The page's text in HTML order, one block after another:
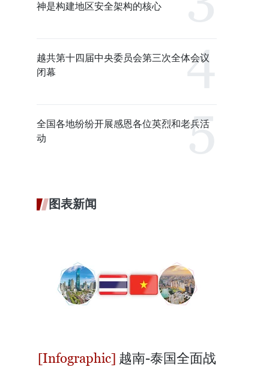
神是构建地区安全架构的核心
越共第十四届中央委员会第三次全体会议
闭幕
全国各地纷纷开展感恩各位英烈和老兵活
动
图表新闻
越南-泰国全面战